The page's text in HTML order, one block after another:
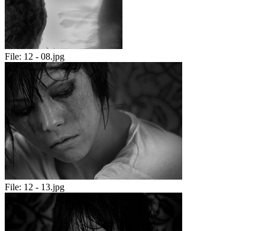
File: 12 - 08.jpg
File: 12 - 13.jpg